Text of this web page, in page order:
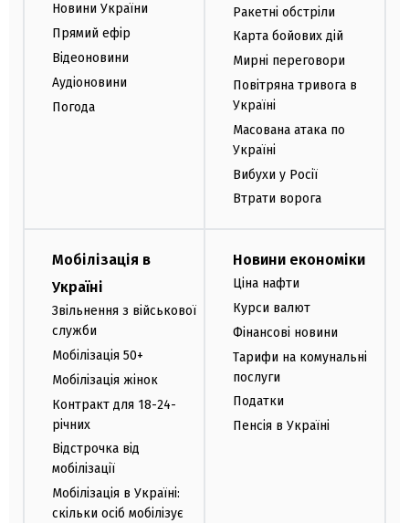
Новини України
Прямий ефір
Відеоновини
Аудіоновини
Погода
Ракетні обстріли
Карта бойових дій
Мирні переговори
Повітряна тривога в
Україні
Масована атака по
Україні
Вибухи у Росії
Втрати ворога
Мобілізація в
Україні
Звільнення з військової
служби
Мобілізація 50+
Мобілізація жінок
Контракт для 18-24-
річних
Відстрочка від
мобілізації
Мобілізація в Україні:
скільки осіб мобілізує
Новини економіки
Ціна нафти
Курси валют
Фінансові новини
Тарифи на комунальні
послуги
Податки
Пенсія в Україні